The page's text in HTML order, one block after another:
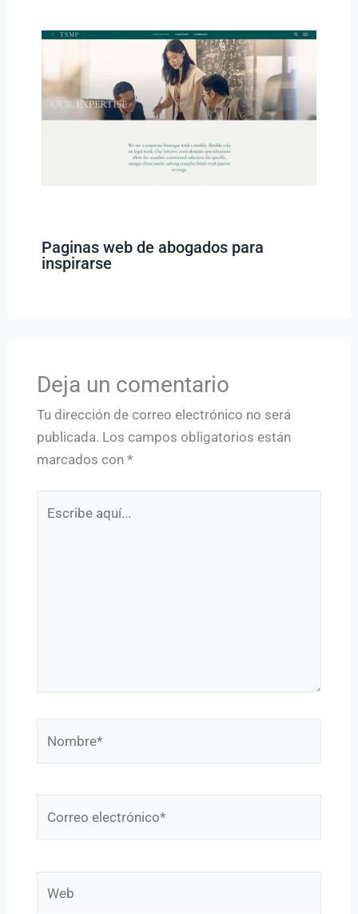
Paginas web de abogados para
inspirarse
Deja un comentario
Tu dirección de correo electrónico no será
publicada. Los campos obligatorios están
marcados con *